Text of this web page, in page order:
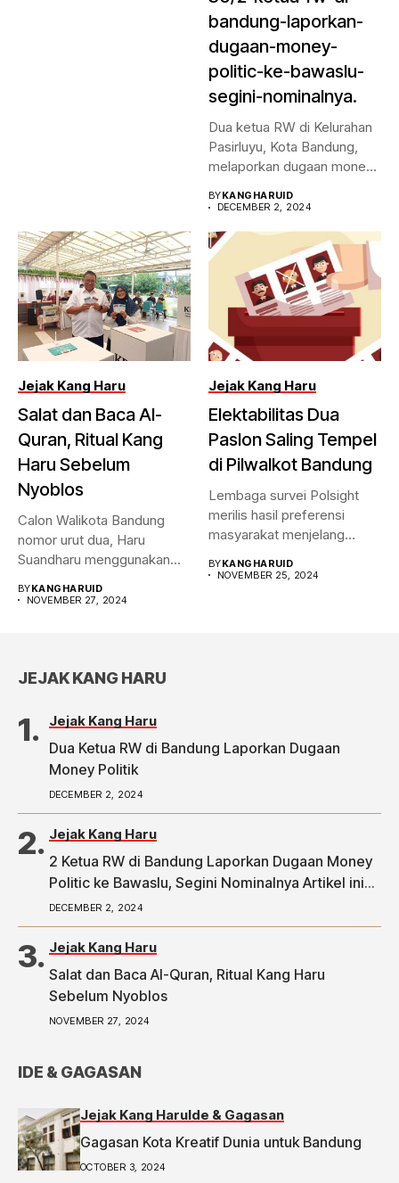
bandung-laporkan-
dugaan-money-
politic-ke-bawaslu-
segini-nominalnya.
Dua ketua RW di Kelurahan
Pasirluyu, Kota Bandung,
melaporkan dugaan money
BYKANGHARUID
DECEMBER 2, 2024
Jejak Kang Haru
Salat dan Baca Al-
Quran, Ritual Kang
Haru Sebelum
Nyoblos
Calon Walikota Bandung
nomor urut dua, Haru
Suandharu menggunakan
BYKANGHARUID
NOVEMBER 27, 2024
Jejak Kang Haru
Elektabilitas Dua
Paslon Saling Tempel
di Pilwalkot Bandung
Lembaga survei Polsight
merilis hasil preferensi
masyarakat menjelang
Hasilnya,...
BYKANGHARUID
NOVEMBER 25, 2024
JEJAK KANG HARU
Jejak Kang Haru
Dua Ketua RW di Bandung Laporkan Dugaan
Money Politik
DECEMBER 2, 2024
Jejak Kang Haru
2 Ketua RW di Bandung Laporkan Dugaan Money
Politic ke Bawaslu, Segini Nominalnya Artikel ini
telah tayang di Tribunpriangan.com dengan judul
2 Ketua RW di Bandung Laporkan Dugaan Money
Politic ke Bawaslu, Segini Nominalnya,
https://priangan.tribunnews.com/2024/11/30/2-
ketua-rw-di-bandung-laporkan-dugaan-money-
DECEMBER 2, 2024
Jejak Kang Haru
Salat dan Baca Al-Quran, Ritual Kang Haru
Sebelum Nyoblos
NOVEMBER 27, 2024
IDE & GAGASAN
Jejak Kang HaruIde & Gagasan
Gagasan Kota Kreatif Dunia untuk Bandung
OCTOBER 3, 2024